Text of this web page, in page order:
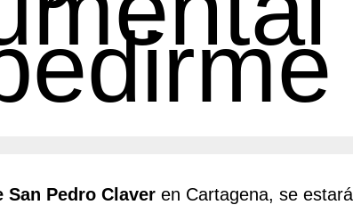
San Pedro Claver en Cartagena, se